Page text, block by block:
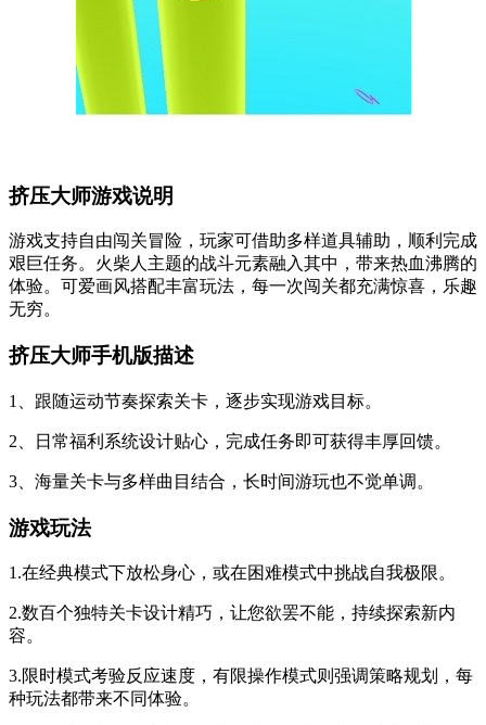
挤压大师游戏说明
游戏支持自由闯关冒险，玩家可借助多样道具辅助，顺利完成
艰巨任务。火柴人主题的战斗元素融入其中，带来热血沸腾的
体验。可爱画风搭配丰富玩法，每一次闯关都充满惊喜，乐趣
无穷。
挤压大师手机版描述
1、跟随运动节奏探索关卡，逐步实现游戏目标。
2、日常福利系统设计贴心，完成任务即可获得丰厚回馈。
3、海量关卡与多样曲目结合，长时间游玩也不觉单调。
游戏玩法
1.在经典模式下放松身心，或在困难模式中挑战自我极限。
2.数百个独特关卡设计精巧，让您欲罢不能，持续探索新内
容。
3.限时模式考验反应速度，有限操作模式则强调策略规划，每
种玩法都带来不同体验。